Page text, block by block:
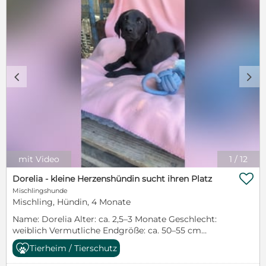
1 / 12
c d
mit Video
Dorelia - kleine Herzenshündin sucht ihren Platz
Mischlingshunde
Mischling, Hündin, 4 Monate
Name: Dorelia Alter: ca. 2,5–3 Monate Geschlecht:
weiblich Vermutliche Endgröße: ca. 50–55 cm
Schulterhöhe Aufenthaltsort: Sofia, Bulgarien – bei
den PetSisters Dorelia hat ihr ganzes Leben noch

Tierheim / Tierschutz